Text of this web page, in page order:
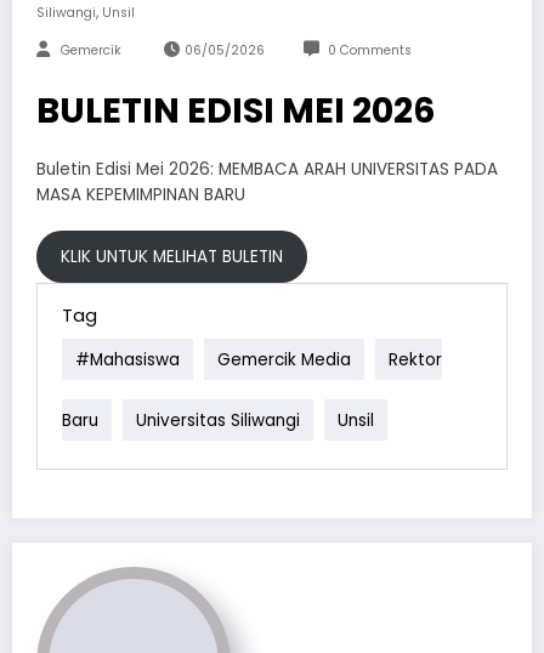
Siliwangi, Unsil
Gemercik 06/05/2026 0 Comments
BULETIN EDISI MEI 2026
Buletin Edisi Mei 2026: MEMBACA ARAH UNIVERSITAS PADA
MASA KEPEMIMPINAN BARU
KLIK UNTUK MELIHAT BULETIN
Tag
#mahasiswa Gemercik Media Rektor
Baru Universitas Siliwangi Unsil